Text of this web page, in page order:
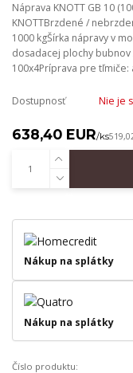
Náprava KNOTT GB 10
KNOTTBrzdené /
1000 kgŠírka nápravy v
dosadacej plochy bubnov
100x4Príprava pre
Dostupnosť Nie je
638,40 EUR/ks
Nákup na splátky
Nákup na splátky
Číslo produktu: